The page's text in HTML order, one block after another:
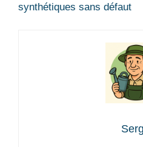
synthétiques sans défaut